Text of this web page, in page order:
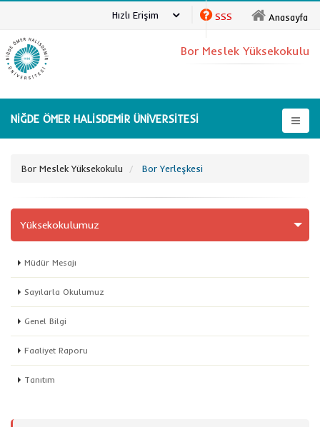
Anasayfa
SSS
Hızlı Erişim
NİĞDE ÖMER HALİSDEMİR ÜNİVERSİTESİ
Bor Meslek Yüksekokulu
Bor Meslek Yüksekokulu Bor Yerleşkesi
Yüksekokulumuz
Müdür Mesajı
Sayılarla Okulumuz
Genel Bilgi
Faaliyet Raporu
Tanıtım